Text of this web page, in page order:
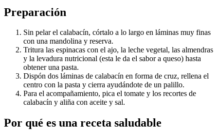
Preparación
Sin pelar el calabacín, córtalo a lo largo en láminas muy finas
con una mandolina y reserva.
Tritura las espinacas con el ajo, la leche vegetal, las almendras
y la levadura nutricional (esta le da el sabor a queso) hasta
obtener una pasta.
Dispón dos láminas de calabacín en forma de cruz, rellena el
centro con la pasta y cierra ayudándote de un palillo.
Para el acompañamiento, pica el tomate y los recortes de
calabacín y aliña con aceite y sal.
Por qué es una receta saludable